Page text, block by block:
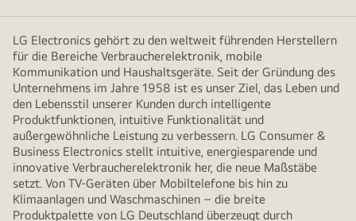
LG Electronics gehört zu den weltweit führenden Herstellern
für die Bereiche Verbraucherelektronik, mobile
Kommunikation und Haushaltsgeräte. Seit der Gründung des
Unternehmens im Jahre 1958 ist es unser Ziel, das Leben und
den Lebensstil unserer Kunden durch intelligente
Produktfunktionen, intuitive Funktionalität und
außergewöhnliche Leistung zu verbessern. LG Consumer &
Business Electronics stellt intuitive, energiesparende und
innovative Verbraucherelektronik her, die neue Maßstäbe
setzt. Von TV-Geräten über Mobiltelefone bis hin zu
Klimaanlagen und Waschmaschinen – die breite
Produktpalette von LG Deutschland überzeugt durch